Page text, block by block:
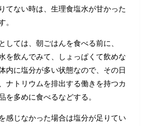
てない時は、生理食塩水が甘かった
。
しては、朝ごはんを食べる前に、
を飲んでみて、しょっぱくて飲めな
内に塩分が多い状態なので、その日
ナトリウムを排出する働きを持つカ
を多めに食べるなどする。
感じなかった場合は塩分が足りてい